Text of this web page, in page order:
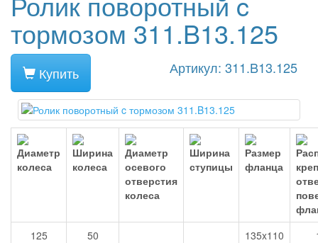
тормозом 311.B13.125
Купить Артикул: 311.B13.125
125 50 135x110